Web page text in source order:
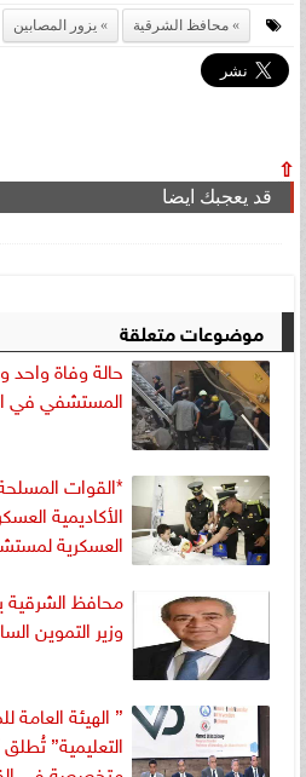
محافظ الشرقية يزور المصابين
⇧
قد يعجبك ايضا
موضوعات متعلقة
حالة وفاة واحد
المستشفي في
*القوات
الأكاديمية
العسكرية
محافظ الشرقية
وزير التموين
” الهيئة
التعليمية”